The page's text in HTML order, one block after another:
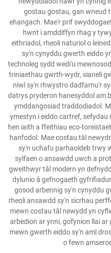
gostau gostau, gan wneud
ehangach. Mae'r prif
hwnt i amddiffyn rhag y
eithriadol, rheoli naturiol o
sy'n cynyddu gwerth eiddo
technoleg sydd wedi'u
triniaethau gwrth-wydr, sianeli
niwl sy'n rhwystro dadfarnu'r
datrys pryderon hanesyddol am
ymddangosiad traddodiadol.
ymestyn i eiddo cartref,
hen iaith a ffeithiau eco-
hanfodol. Mae costau tâl
sy'n uchafu parhaoldeb trwy
sylfaen o ansawdd uwch a
gweithwyr tâl modern yn
dylunio â gefnogaeth
gosod arbennig sy'n cynyddu
rheoli ansawdd sy'n sicrhau
mewn costau tâl newydd yn
arbedion ar ynni, gofynion llai ar
mewn gwerth eiddo sy'n aml
o fewn